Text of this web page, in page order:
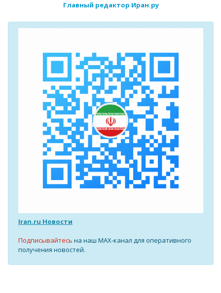
Главный редактор Иран.ру
Iran.ru Новости
Подписывайтесь на наш MAX-канал для оперативного
получения новостей.